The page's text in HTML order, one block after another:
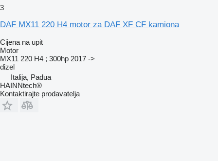
3
DAF MX11 220 H4 motor za DAF XF CF kamiona
Cijena na upit
Motor
MX11 220 H4 ; 300hp 2017 ->
dizel
Italija, Padua
HAINNtech®
Kontaktirajte prodavatelja